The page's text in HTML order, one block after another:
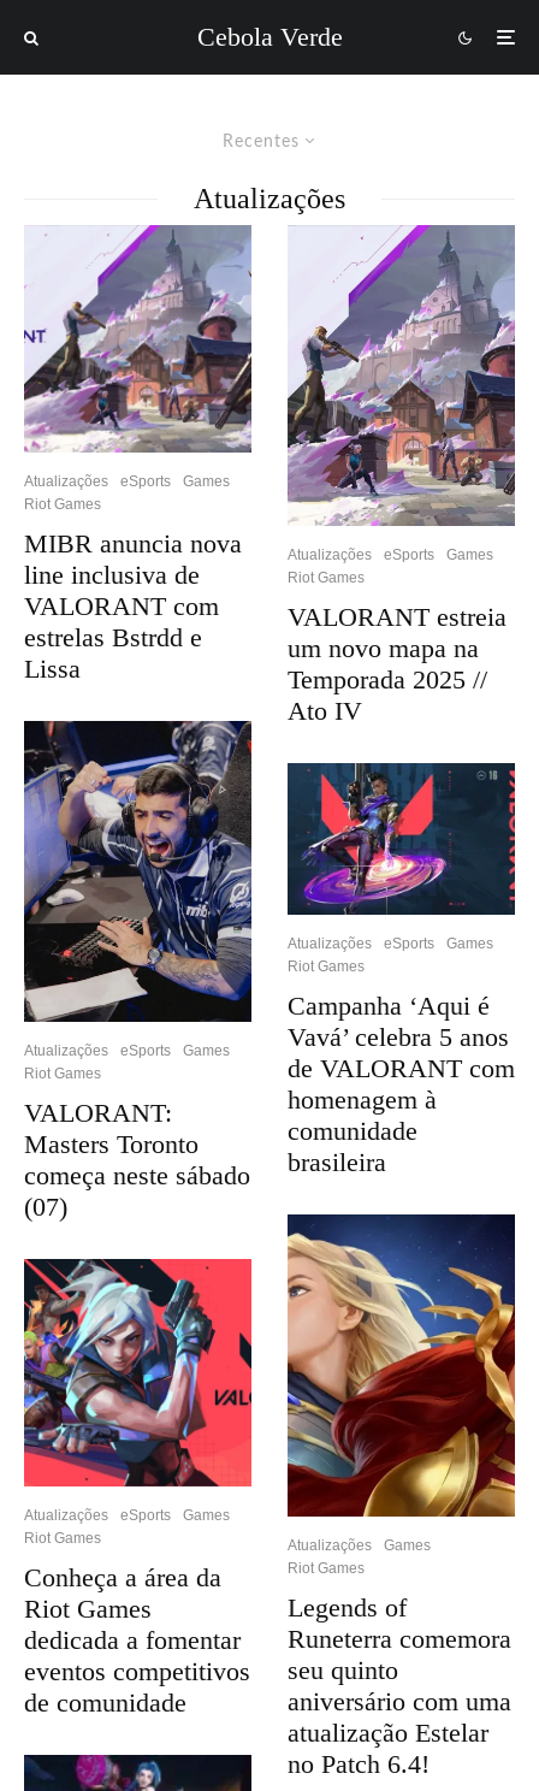
Cebola Verde
Recentes
Atualizações
Atualizações eSports
Games
Riot Games
MIBR anuncia nova
line inclusiva de
VALORANT com
estrelas Bstrdd e
Lissa
Atualizações eSports
Games
Riot Games
VALORANT:
Masters Toronto
começa neste sábado
(07)
Atualizações eSports
Games
Riot Games
Conheça a área da
Riot Games
dedicada a fomentar
eventos competitivos
de comunidade
Atualizações eSports
Games
Riot Games
VALORANT estreia
um novo mapa na
Temporada 2025 //
Ato IV
Atualizações eSports
Games
Riot Games
Campanha ‘Aqui é
Vavá’ celebra 5 anos
de VALORANT com
homenagem à
comunidade
brasileira
Atualizações
Games
Riot Games
Legends of
Runeterra comemora
seu quinto
aniversário com uma
atualização Estelar
no Patch 6.4!